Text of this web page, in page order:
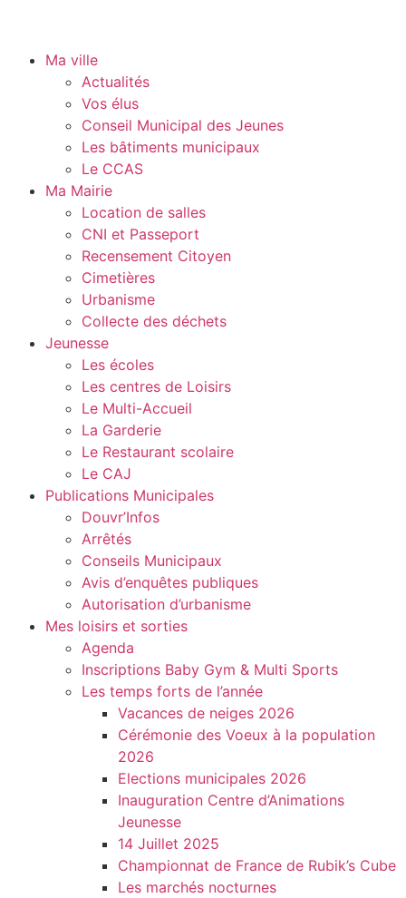
Ma ville
Actualités
Vos élus
Conseil Municipal des Jeunes
Les bâtiments municipaux
Le CCAS
Ma Mairie
Location de salles
CNI et Passeport
Recensement Citoyen
Cimetières
Urbanisme
Collecte des déchets
Jeunesse
Les écoles
Les centres de Loisirs
Le Multi-Accueil
La Garderie
Le Restaurant scolaire
Le CAJ
Publications Municipales
Douvr’Infos
Arrêtés
Conseils Municipaux
Avis d’enquêtes publiques
Autorisation d’urbanisme
Mes loisirs et sorties
Agenda
Inscriptions Baby Gym & Multi Sports
Les temps forts de l’année
Vacances de neiges 2026
Cérémonie des Voeux à la population
2026
Elections municipales 2026
Inauguration Centre d’Animations
Jeunesse
14 Juillet 2025
Championnat de France de Rubik’s Cube
Les marchés nocturnes